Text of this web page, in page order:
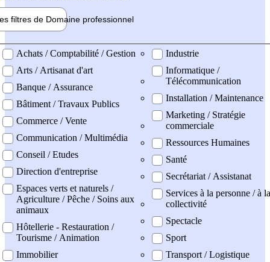
filtres de Domaine professionnel
professionel
Achats / Comptabilité / Gestion
Arts / Artisanat d'art
Banque / Assurance
Bâtiment / Travaux Publics
Commerce / Vente
Communication / Multimédia
Conseil / Etudes
Direction d'entreprise
Espaces verts et naturels /
Agriculture / Pêche / Soins aux
animaux
Hôtellerie - Restauration /
Tourisme / Animation
Immobilier
Industrie
Informatique /
Télécommunication
Installation / Maintenance
Marketing / Stratégie
commerciale
Ressources Humaines
Santé
Secrétariat / Assistanat
Services à la personne / à la
collectivité
Spectacle
Sport
Transport / Logistique